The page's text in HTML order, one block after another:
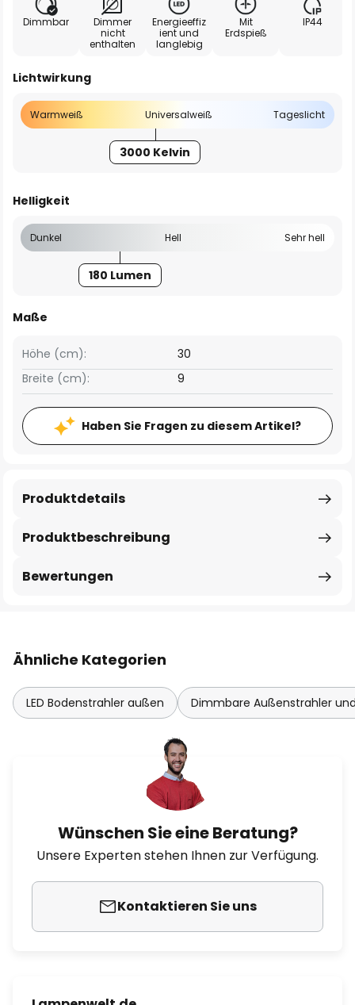
Dimmbar
Dimmer
nicht
enthalten
Energieeffiz
ient und
langlebig
Mit
Erdspieß
IP44
Lichtwirkung
Warmweiß Universalweiß Tageslicht
3000 Kelvin
Helligkeit
Dunkel Hell Sehr hell
180 Lumen
Maße
Breite (cm): 9
Höhe (cm): 30
Haben Sie Fragen zu diesem Artikel?
Produktbeschreibung
Produktdetails
Bewertungen
Ähnliche Kategorien
LED Bodenstrahler außen Dimmbare Außenstrahler
Wünschen Sie eine Beratung?
Unsere Experten stehen Ihnen zur Verfügung.
Kontaktieren Sie uns